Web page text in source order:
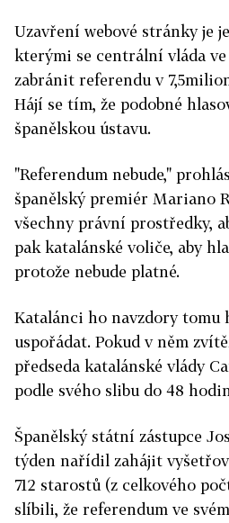
Uzavření webové stránky je
kterými se centrální vláda ve
zabránit referendu v
Hájí se tím, že podobné
španělskou ústavu.
"Referendum nebude,"
španělský premiér Mariano
všechny právní prostředky,
pak katalánské voliče, aby
protože nebude platné.
Katalánci ho navzdory tomu
uspořádat. Pokud v něm
předseda katalánské vlády
podle svého slibu do 48
Španělský státní zástupce
týden nařídil zahájit
712 starostů (z celkového
slíbili, že referendum ve